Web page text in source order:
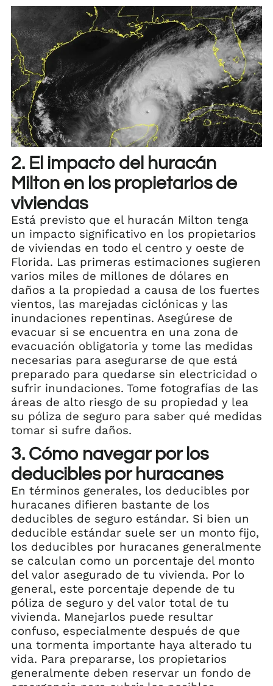
2. El impacto del huracán
Milton en los propietarios de
viviendas
Está previsto que el huracán Milton tenga
un impacto significativo en los propietarios
de viviendas en todo el centro y oeste de
Florida. Las primeras estimaciones sugieren
varios miles de millones de dólares en
daños a la propiedad a causa de los fuertes
vientos, las marejadas ciclónicas y las
inundaciones repentinas. Asegúrese de
evacuar si se encuentra en una zona de
evacuación obligatoria y tome las medidas
necesarias para asegurarse de que está
preparado para quedarse sin electricidad o
sufrir inundaciones. Tome fotografías de las
áreas de alto riesgo de su propiedad y lea
su póliza de seguro para saber qué medidas
tomar si sufre daños.
3. Cómo navegar por los
deducibles por huracanes
En términos generales, los deducibles por
huracanes difieren bastante de los
deducibles de seguro estándar. Si bien un
deducible estándar suele ser un monto fijo,
los deducibles por huracanes generalmente
se calculan como un porcentaje del monto
del valor asegurado de tu vivienda. Por lo
general, este porcentaje depende de tu
póliza de seguro y del valor total de tu
vivienda. Manejarlos puede resultar
confuso, especialmente después de que
una tormenta importante haya alterado tu
vida. Para prepararse, los propietarios
generalmente deben reservar un fondo de